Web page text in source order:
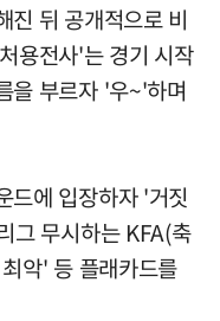
진 뒤 공개적으로 비
용전사'는 경기 시작
을 부르자 '우~'하며
드에 입장하자 '거짓
그 무시하는 KFA(축
악' 등 플래카드를